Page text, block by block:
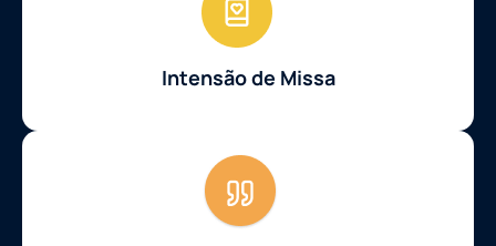
Intensão de Missa